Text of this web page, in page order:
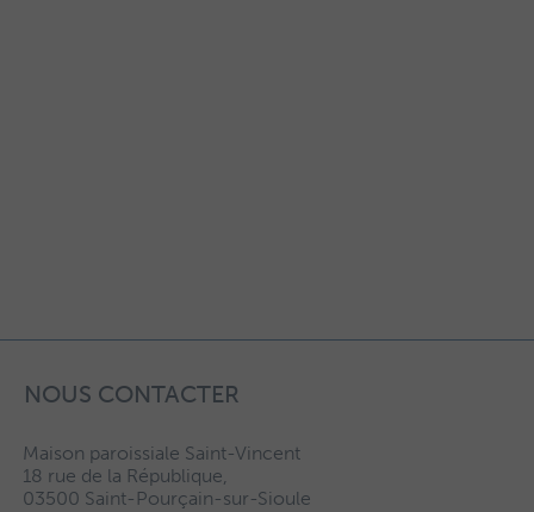
NOUS CONTACTER
Maison paroissiale Saint-Vincent
18 rue de la République,
03500 Saint-Pourçain-sur-Sioule